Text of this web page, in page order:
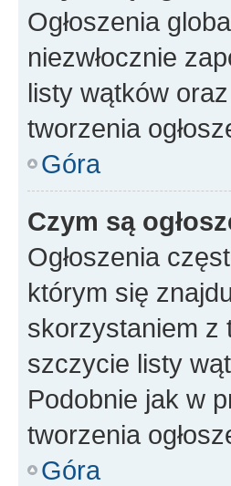
Ogłoszenia
niezwłocznie
listy wątków
tworzenia
Góra
Czym są
Ogłoszenia
którym się
skorzystaniem z
szczycie listy
Podobnie jak w
tworzenia
Góra